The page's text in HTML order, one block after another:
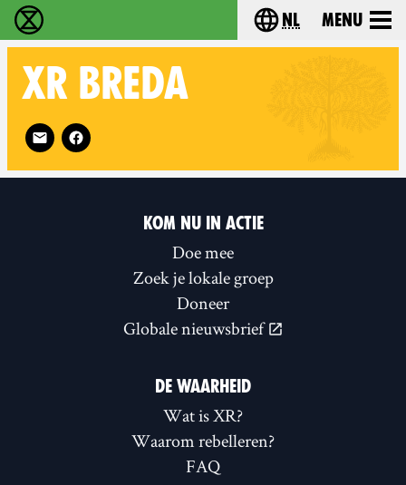
Extinction Rebellion - Home Choose your
nl Menu
XR BREDA
Follow XR Breda on
KOM NU IN ACTIE
Doe mee
Zoek je lokale groep
Doneer
Globale nieuwsbrief
DE WAARHEID
Wat is XR?
Waarom rebelleren?
FAQ